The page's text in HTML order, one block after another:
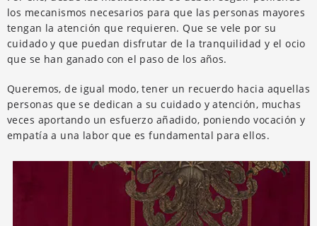
los mecanismos necesarios para que las personas mayores
tengan la atención que requieren. Que se vele por su
cuidado y que puedan disfrutar de la tranquilidad y el ocio
que se han ganado con el paso de los años.
Queremos, de igual modo, tener un recuerdo hacia aquellas
personas que se dedican a su cuidado y atención, muchas
veces aportando un esfuerzo añadido, poniendo vocación y
empatía a una labor que es fundamental para ellos.